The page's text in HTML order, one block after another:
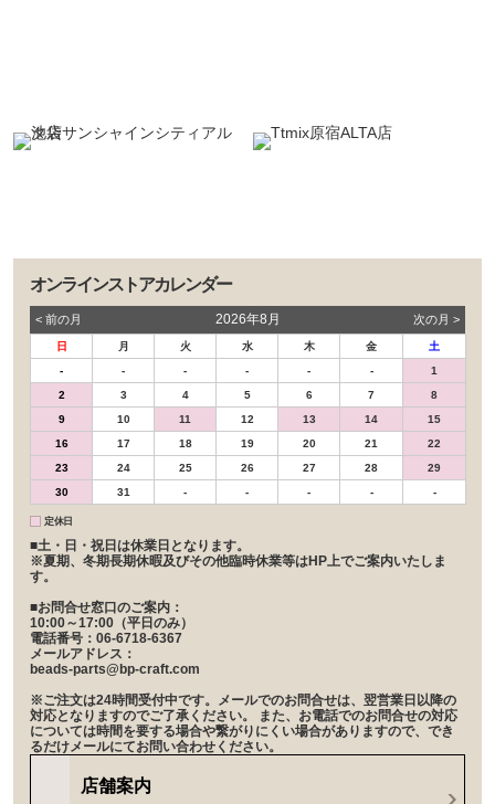
オンラインストアカレンダー
< 前の⽉ 2026年8月 次の⽉ >
日 月 火 水 木 金
土
-
- - - - -
1
2
3 4 5 6 7
8
9
10 11 12 13 14
15
16
17 18 19 20 21
22
23
24 25 26 27 28
29
30
31 - - - - -
定休日
■土・日・祝日は休業日となります。
※夏期、冬期長期休暇及びその他臨時休業等はHP上でご案内いたしま
す。
■お問合せ窓口のご案内：
10:00～17:00（平日のみ）
電話番号：06-6718-6367
メールアドレス：
beads-parts@bp-craft.com
※ご注文は24時間受付中です。メールでのお問合せは、翌営業日以降の
対応となりますのでご了承ください。 また、お電話でのお問合せの対応
については時間を要する場合や繋がりにくい場合がありますので、でき
るだけメールにてお問い合わせください。
店舗案内